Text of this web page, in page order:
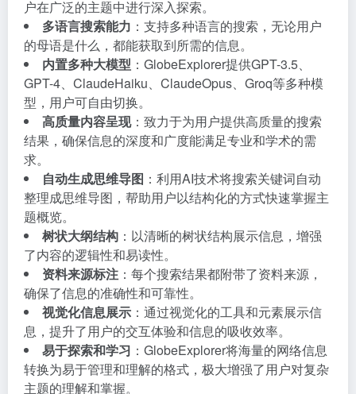
户在广泛的主题中进行深入探索。
多语言搜索能力 ：支持多种语言的搜索，无论用户
的母语是什么，都能获取到所需的信息。
内置多种大模型 ：GlobeExplorer提供GPT-3.5、
GPT-4、ClaudeHaiku、ClaudeOpus、Groq等多种模
型，用户可自由切换。
高质量内容呈现：致力于为用户提供高质量的搜索
结果，确保信息的深度和广度能满足专业和学术的需
求。
自动生成思维导图 ：利用AI技术将搜索关键词自动
整理成思维导图，帮助用户以结构化的方式快速掌握主
题概览。
树状大纲结构 ：以清晰的树状结构展示信息，增强
了内容的逻辑性和易读性。
资料来源标注 ：每个搜索结果都附带了资料来源，
确保了信息的准确性和可靠性。
视觉化信息展示 ：通过视觉化的工具和元素展示信
息，提升了用户的交互体验和信息的吸收效率。
易于探索和学习 ：GlobeExplorer将海量的网络信息
转换为易于管理和理解的格式，极大增强了用户对复杂
主题的理解和掌握。